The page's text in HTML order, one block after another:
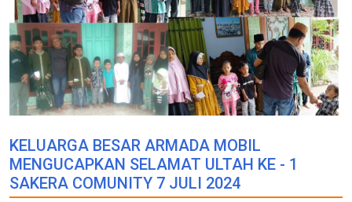
KELUARGA BESAR ARMADA MOBIL
MENGUCAPKAN SELAMAT ULTAH KE - 1
SAKERA COMUNITY 7 JULI 2024